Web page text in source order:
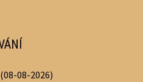
08-2026)